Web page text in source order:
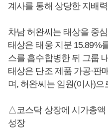
계사를 통해 상당한 지배
차남 허완씨는 태상을 중
태상은 태웅 지분 15.89%
스를 흡수합병한 뒤 그룹
태상은 단조 제품 가공·판
며, 허완씨는 임원(이사)으
△코스닥 상장에 시가총액
성장